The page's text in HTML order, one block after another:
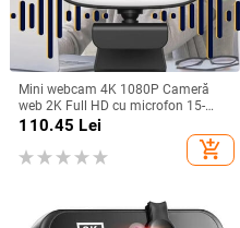
Mini webcam 4K 1080P Cameră
web 2K Full HD cu microfon 15-
30fps USB Web Cam pentru
Youtube PC Laptop Cameră de
streaming live
110.45 Lei
add_shopping_cart